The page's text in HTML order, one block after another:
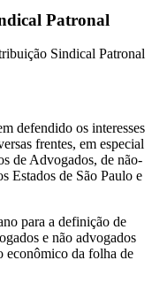
Patronal
Sindical Patronal
defendido os interesses
frentes, em especial
de Advogados, de não-
Estados de São Paulo e
para a definição de
e não advogados
econômico da folha de